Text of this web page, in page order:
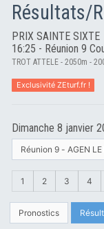
PRIX SAINTE SIXTE
16:25 - Réunion 9
TROT ATTELE - 2050m -
Exclusivité ZEturf.fr !
Dimanche 8 janvier
Réunion 9 - AGEN LE
1 2 3 4
Pronostics